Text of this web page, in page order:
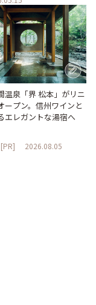
温泉「界 松本」がリニ
ープン。信州ワインと
エレガントな湯宿へ
[PR] 2026.08.05